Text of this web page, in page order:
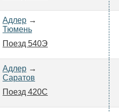
Адлер →
Тюмень
Поезд 540Э
Адлер →
Саратов
Поезд 420С